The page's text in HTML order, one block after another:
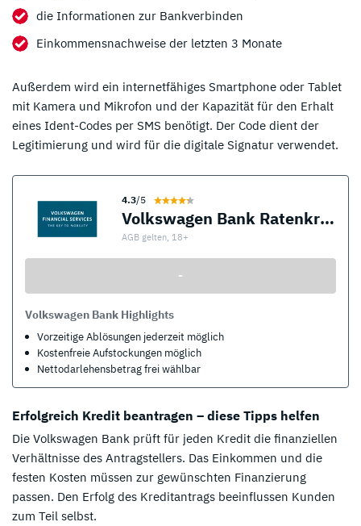
die Informationen zur Bankverbinden
Einkommensnachweise der letzten 3 Monate
Außerdem wird ein internetfähiges Smartphone oder Tablet
mit Kamera und Mikrofon und der Kapazität für den Erhalt
eines Ident-Codes per SMS benötigt. Der Code dient der
Legitimierung und wird für die digitale Signatur verwendet.
4.3/5
Volkswagen Bank Ratenkredit
AGB gelten, 18+
-
Volkswagen Bank Highlights
Vorzeitige Ablösungen jederzeit möglich
Kostenfreie Aufstockungen möglich
Nettodarlehensbetrag frei wählbar
Erfolgreich Kredit beantragen – diese Tipps helfen
Die Volkswagen Bank prüft für jeden Kredit die finanziellen
Verhältnisse des Antragstellers. Das Einkommen und die
festen Kosten müssen zur gewünschten Finanzierung
passen. Den Erfolg des Kreditantrags beeinflussen Kunden
zum Teil selbst.